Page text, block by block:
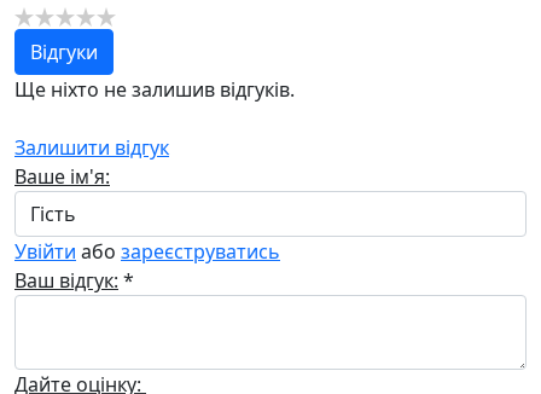
Відгуки
Ще ніхто не залишив відгуків.
Залишити відгук
Ваше ім'я:
Увійти або зареєструватись
Ваш відгук: *
Дайте оцінку: